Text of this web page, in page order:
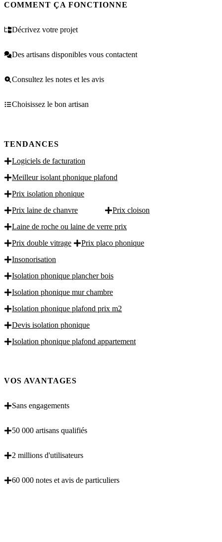
COMMENT ÇA FONCTIONNE
Décrivez votre projet
Des artisans disponibles vous contactent
Consultez les notes et les avis
Choisissez le bon artisan
TENDANCES
Logiciels de facturation
Meilleur isolant phonique plafond
Prix isolation phonique
Prix laine de chanvre
Prix cloison
Laine de roche ou laine de verre prix
Prix double vitrage
Prix placo phonique
Insonorisation
Isolation phonique plancher bois
Isolation phonique mur chambre
Isolation phonique plafond prix m2
Devis isolation phonique
Isolation phonique plafond appartement
VOS AVANTAGES
Sans engagements
50 000 artisans qualifiés
2 millions d'utilisateurs
60 000 notes et avis de particuliers